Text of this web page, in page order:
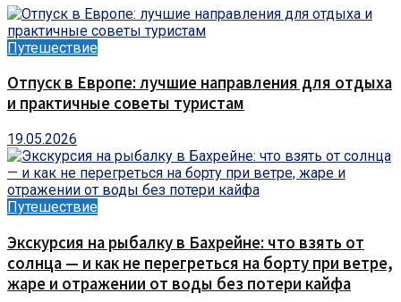
Путешествие
Отпуск в Европе: лучшие направления для отдыха
и практичные советы туристам
19.05.2026
Путешествие
Экскурсия на рыбалку в Бахрейне: что взять от
солнца — и как не перегреться на борту при ветре,
жаре и отражении от воды без потери кайфа